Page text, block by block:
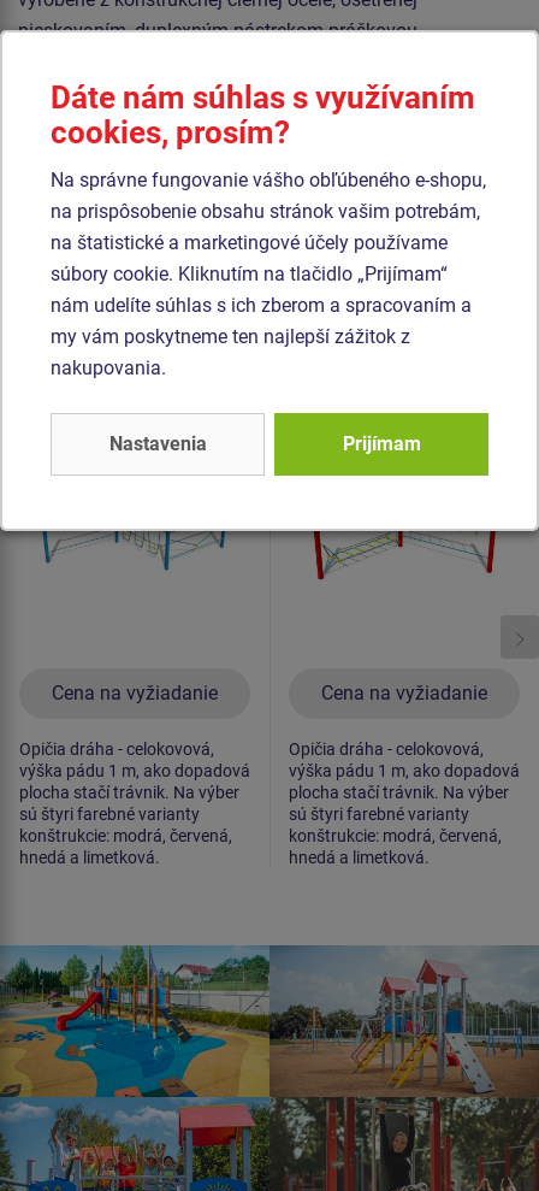
pieskovaním, duplexným nástrekom práškovou
betónového lôžka.
Laná sú vyrobené z materiálu HERKULES (16 mm lana z
polypropylénu s vnútorným oceľovým jadrom) a sú
spojované plastovými spojmi. Všetok spojovací materiál je
pozinkovaný alebo nerezový.
Podobnýtovar
Produkt - OPD-8303K-10
Opičia dráha -
celokovová (v.p. 1 m)
Cena na vyžiadanie
Novinka
Opičia dráha - celokovová,
výška pádu 1 m, ako dopadová
plocha stačí trávnik. Na výber
sú štyri farebné varianty
konštrukcie: modrá, červená,
hnedá a limetková.
Opičia dráha -
celokovová (v.p. 1 m)
Cena na vyžiadanie
Novinka
Opičia dráha - celokovová,
výška pádu 1 m, ako dopadová
plocha stačí trávnik. Na výber
sú štyri farebné varianty
konštrukcie: modrá, červená,
hnedá a limetková.
Dáte nám súhlas s využívaním
cookies, prosím?
Na správne fungovanie vášho obľúbeného e-shopu,
na prispôsobenie obsahu stránok vašim potrebám,
na štatistické a marketingové účely používame
súbory cookie. Kliknutím na tlačidlo „Prijímam“
nám udelíte súhlas s ich zberom a spracovaním a
my vám poskytneme ten najlepší zážitok z
nakupovania.
Nastavenia Prijímam